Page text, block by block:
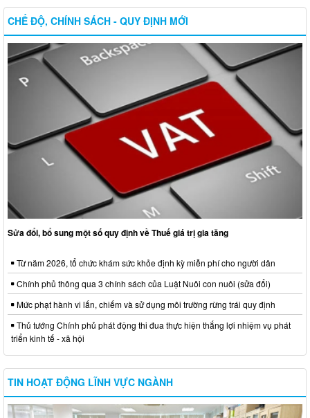
CHẾ ĐỘ, CHÍNH SÁCH - QUY ĐỊNH MỚI
Sửa đổi, bổ sung một số quy định về Thuế giá trị gia tăng
Từ năm 2026, tổ chức khám sức khỏe định kỳ miễn phí cho người dân
Chính phủ thông qua 3 chính sách của Luật Nuôi con nuôi (sửa đổi)
Mức phạt hành vi lấn, chiếm và sử dụng môi trường rừng trái quy định
Thủ tướng Chính phủ phát động thi đua thực hiện thắng lợi nhiệm vụ phát
triển kinh tế - xã hội
TIN HOẠT ĐỘNG LĨNH VỰC NGÀNH